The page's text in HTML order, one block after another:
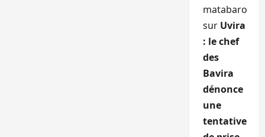
matabaro
sur Uvira
: le chef
des
Bavira
dénonce
une
tentative